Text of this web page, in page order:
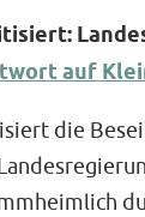
auf
die